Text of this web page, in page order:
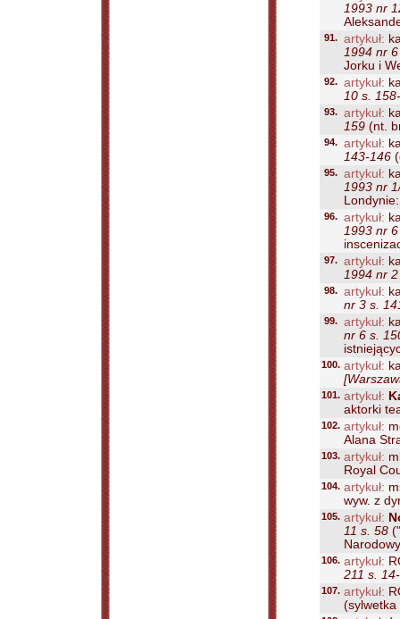
1993 nr
91. artykuł:
1994 nr
Jorku i
92. artykuł:
10 s.
93. artykuł:
159 (nt.
94. artykuł:
143-146
95. artykuł:
1993 nr
96. artykuł:
1993 nr
97. artykuł:
1994 nr
98. artykuł:
nr 3 s.
99. artykuł:
nr 6 s.
100. artykuł:
101. artykuł:
aktorki
102. artykuł:
Alana
103. artykuł:
Royal
104. artykuł:
wyw. z
105. artykuł:
11 s. 58
106. artykuł:
211 s.
107. artykuł:
(sylwetka